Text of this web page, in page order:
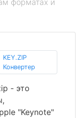
форматах и
KEY.ZIP
Конвертер
- это
"Keynote"